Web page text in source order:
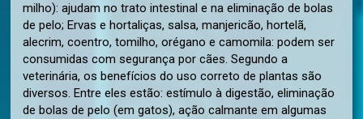
milho): ajudam no trato intestinal e na eliminação de bolas
de pelo; Ervas e hortaliças, salsa, manjericão, hortelã,
alecrim, coentro, tomilho, orégano e camomila: podem ser
consumidas com segurança por cães. Segundo a
veterinária, os benefícios do uso correto de plantas são
diversos. Entre eles estão: estímulo à digestão, eliminação
de bolas de pelo (em gatos), ação calmante em algumas